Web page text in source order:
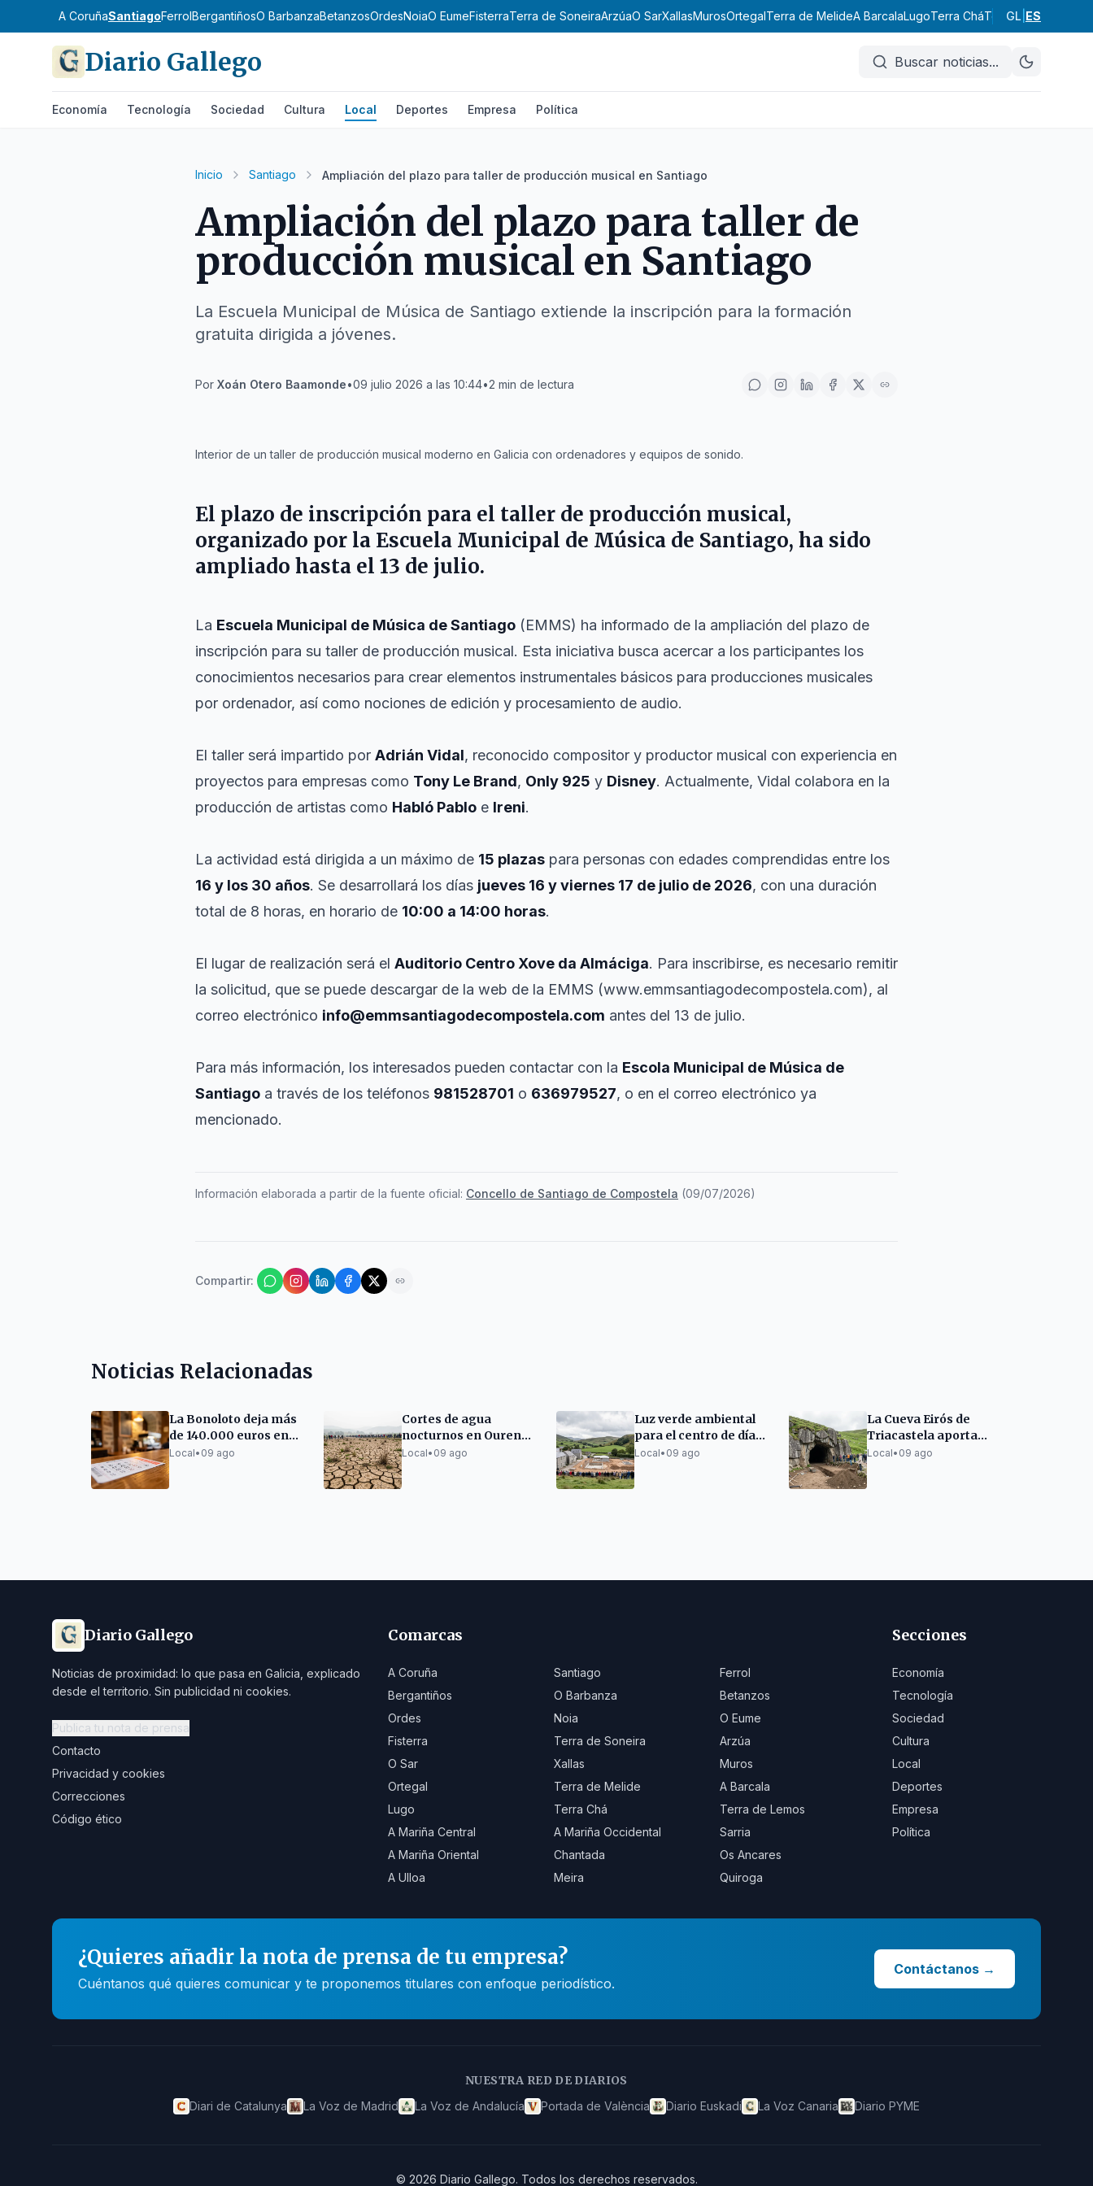
A CoruñaSantiagoFerrolBergantiñosO BarbanzaBetanzosOrdesNoiaO EumeFisterraTerra de SoneiraArzúaO SarXallasMurosOrtegalTerra de MelideA BarcalaLugoTerra CháTerra de Lemos
GL ES
Diario Gallego Buscar noticias...
Economía Tecnología Sociedad Cultura Local Deportes Empresa Política
Inicio Santiago Ampliación del plazo para taller de producción musical en Santiago
Ampliación del plazo para taller de
producción musical en Santiago
La Escuela Municipal de Música de Santiago extiende la inscripción para la formación
gratuita dirigida a jóvenes.
Por Xoán Otero Baamonde•09 julio 2026 a las 10:44•2 min de lectura
Interior de un taller de producción musical moderno en Galicia con ordenadores y equipos de sonido.
El plazo de inscripción para el taller de producción musical,
organizado por la Escuela Municipal de Música de Santiago, ha sido
ampliado hasta el 13 de julio.
La Escuela Municipal de Música de Santiago (EMMS) ha informado de la ampliación del plazo de
inscripción para su taller de producción musical. Esta iniciativa busca acercar a los participantes los
conocimientos necesarios para crear elementos instrumentales básicos para producciones musicales
por ordenador, así como nociones de edición y procesamiento de audio.
El taller será impartido por Adrián Vidal, reconocido compositor y productor musical con experiencia en
proyectos para empresas como Tony Le Brand, Only 925 y Disney. Actualmente, Vidal colabora en la
producción de artistas como Habló Pablo e Ireni.
La actividad está dirigida a un máximo de 15 plazas para personas con edades comprendidas entre los
16 y los 30 años. Se desarrollará los días jueves 16 y viernes 17 de julio de 2026, con una duración
total de 8 horas, en horario de 10:00 a 14:00 horas.
El lugar de realización será el Auditorio Centro Xove da Almáciga. Para inscribirse, es necesario remitir
la solicitud, que se puede descargar de la web de la EMMS (www.emmsantiagodecompostela.com), al
correo electrónico info@emmsantiagodecompostela.com antes del 13 de julio.
Para más información, los interesados pueden contactar con la Escola Municipal de Música de
Santiago a través de los teléfonos 981528701 o 636979527, o en el correo electrónico ya
mencionado.
Información elaborada a partir de la fuente oficial: Concello de Santiago de Compostela (09/07/2026)
Compartir:
Noticias Relacionadas
La Bonoloto deja más
de 140.000 euros en
una cafetería de
Local• 09 ago
Cortes de agua
nocturnos en Ourense
por sequía y aumento
Local• 09 ago
Luz verde ambiental
para el centro de día
de Guláns en
Local• 09 ago
La Cueva Eirós de
Triacastela aporta
nuevo material del
Local• 09 ago
Diario Gallego
Noticias de proximidad: lo que pasa en Galicia, explicado
desde el territorio. Sin publicidad ni cookies.
Publica tu nota de prensa
Contacto
Privacidad y cookies
Correcciones
Código ético
Comarcas
A Coruña Santiago
Ferrol
Bergantiños
O Barbanza
Betanzos
Ordes
Noia
O Eume
Fisterra
Terra de Soneira
Arzúa
O Sar
Xallas
Muros
Ortegal
Terra de Melide
A Barcala
Lugo
Terra Chá
Terra de Lemos
A Mariña Central
A Mariña Occidental
Sarria
A Mariña Oriental
Chantada
Os Ancares
A Ulloa
Meira Quiroga
Secciones
Economía
Tecnología
Sociedad
Cultura
Local
Deportes
Empresa
Política
¿Quieres añadir la nota de prensa de tu empresa?
Cuéntanos qué quieres comunicar y te proponemos titulares con enfoque periodístico.
Contáctanos →
NUESTRA RED DE DIARIOS
Diari de Catalunya La Voz de Madrid La Voz de Andalucía Portada de València Diario Euskadi La Voz Canaria Diario PYME
© 2026 Diario Gallego. Todos los derechos reservados.